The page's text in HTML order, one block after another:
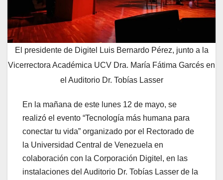
El presidente de Digitel Luis Bernardo Pérez, junto a la
Vicerrectora Académica UCV Dra. María Fátima Garcés en
el Auditorio Dr. Tobías Lasser
En la mañana de este lunes 12 de mayo, se
realizó el evento “Tecnología más humana para
conectar tu vida” organizado por el Rectorado de
la Universidad Central de Venezuela en
colaboración con la Corporación Digitel, en las
instalaciones del Auditorio Dr. Tobías Lasser de la